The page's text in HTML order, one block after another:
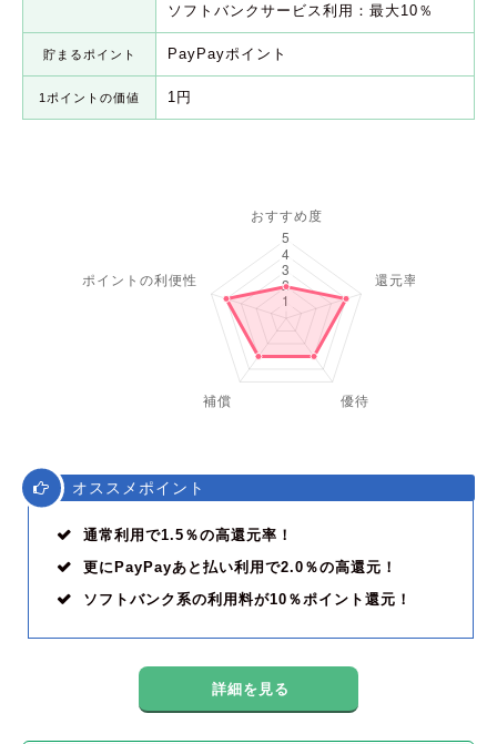
ソフトバンクサービス利用：最大10％
貯まるポイント PayPayポイント
1ポイントの価値 1円
オススメポイント
通常利用で1.5％の高還元率！
更にPayPayあと払い利用で2.0％の高還元！
ソフトバンク系の利用料が10％ポイント還元！
詳細を見る